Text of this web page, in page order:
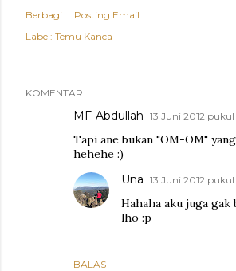
Berbagi
Posting Email
Label: Temu Kanca
KOMENTAR
MF-Abdullah 13 Juni 2012
Tapi ane bukan "OM-OM"
hehehe :)
BALAS
Una 13 Juni 2012 pukul
Hahaha aku juga
lho :p